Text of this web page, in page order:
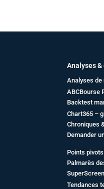
Analyses
Analyses de
ABCBourse
Backtest
Chart365 –
Chroniques
Demander
Points pivots
Palmarès
Tendances